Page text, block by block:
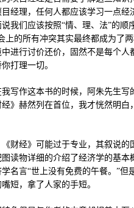
经理，任何人都应该学习一点
我们应该按照“情、理、法”的
上的所有冲突其实最终都成为了
进行讨价还价，固然不是每个
打理一切。
写作这本书的时候，阿朱先生
》赫然列在首位，我才恍然明
财经》可能过于专业，其叙说
读物详细的介绍了经济学的基
名言“世上没有免费的午餐。”
短，拿了人家的手短。